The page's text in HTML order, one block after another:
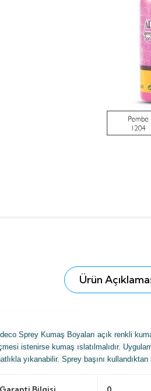
Ürün
Sprey Kumaş Boyaları açık renkli
istenirse kumaş ıslatılmalıdır.
yıkanabilir. Sprey başını